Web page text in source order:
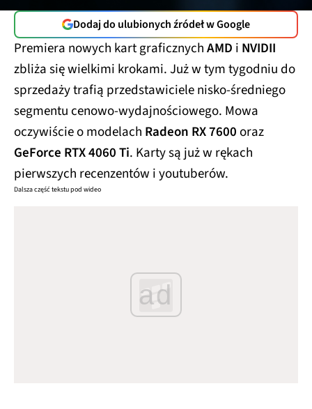
Dodaj do ulubionych źródeł w Google
Premiera nowych kart graficznychAMD i NVIDII
zbliża się wielkimi krokami. Już w tym tygodniu do
sprzedaży trafią przedstawiciele nisko-średniego
segmentu cenowo-wydajnościowego. Mowa
oczywiście o modelach Radeon RX 7600oraz
GeForce RTX 4060 Ti. Karty są już w rękach
pierwszych recenzentów i youtuberów.
Dalsza część tekstu pod wideo
ad